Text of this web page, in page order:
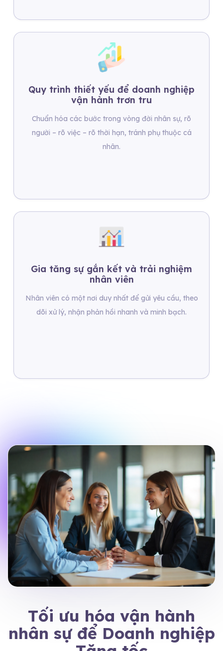
Quy trình thiết yếu để doanh nghiệp
vận hành trơn tru
Chuẩn hóa các bước trong vòng đời nhân sự, rõ
người – rõ việc – rõ thời hạn, tránh phụ thuộc cá
nhân.
Gia tăng sự gắn kết và trải nghiệm
nhân viên
Nhân viên có một nơi duy nhất để gửi yêu cầu, theo
dõi xử lý, nhận phản hồi nhanh và minh bạch.
Tối ưu hóa vận hành
nhân sự để Doanh nghiệp